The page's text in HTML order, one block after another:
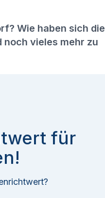
Wie haben sich die
vieles mehr zu
für